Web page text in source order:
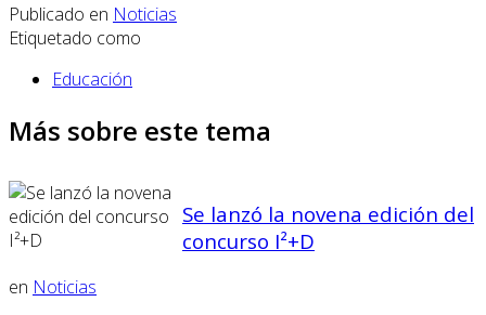
Publicado en Noticias
Etiquetado como
Educación
Más sobre este tema
Se lanzó la novena edición del
concurso I²+D
en Noticias